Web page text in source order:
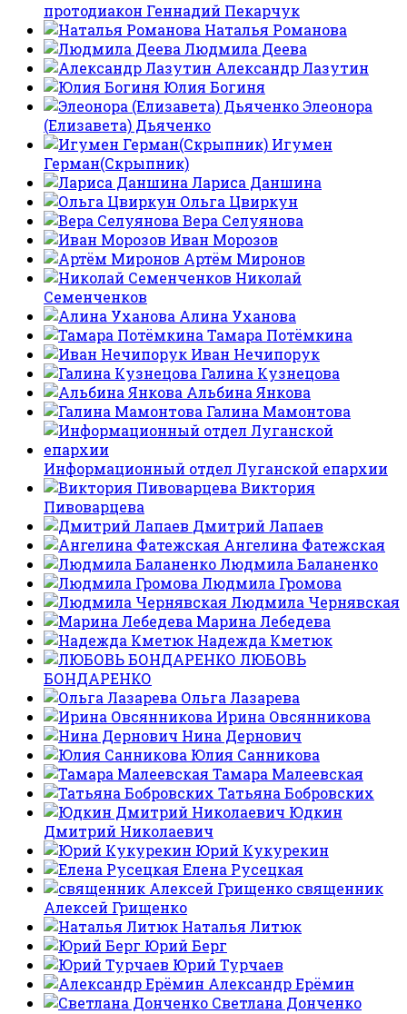
протодиакон Геннадий Пекарчук
Наталья Романова
Людмила Деева
Александр Лазутин
Юлия Богиня
Элеонора
(Елизавета) Дьяченко
Игумен
Герман(Скрыпник)
Лариса Даншина
Ольга Цвиркун
Вера Селуянова
Иван Морозов
Артём Миронов
Николай
Семенченков
Алина Уханова
Тамара Потёмкина
Иван Нечипорук
Галина Кузнецова
Альбина Янкова
Галина Мамонтова
Информационный отдел Луганской епархии
Виктория
Пивоварцева
Дмитрий Лапаев
Ангелина Фатежская
Людмила Баланенко
Людмила Громова
Людмила Чернявская
Марина Лебедева
Надежда Кметюк
ЛЮБОВЬ
БОНДАРЕНКО
Ольга Лазарева
Ирина Овсянникова
Нина Дернович
Юлия Санникова
Тамара Малеевская
Татьяна Бобровских
Юдкин
Дмитрий Николаевич
Юрий Кукурекин
Елена Русецкая
священник
Алексей Грищенко
Наталья Литюк
Юрий Берг
Юрий Турчаев
Александр Ерёмин
Светлана Донченко